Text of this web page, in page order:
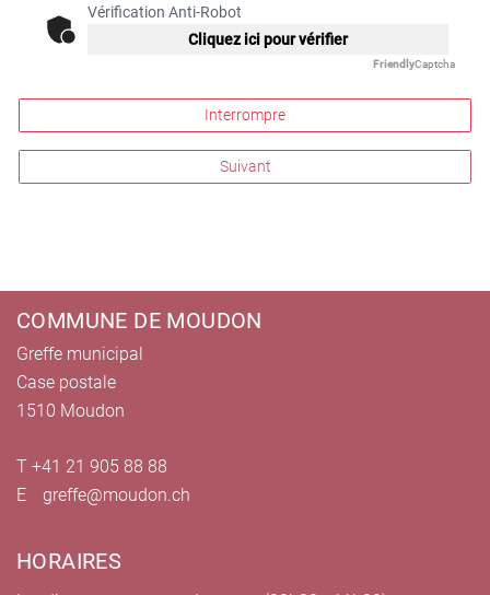
Vérification Anti-Robot
Cliquez ici pour vérifier
FriendlyCaptcha
Interrompre
Suivant
Pied de page
COMMUNE DE MOUDON
Greffe municipal
Case postale
1510 Moudon
T +41 21 905 88 88
E
greffe@moudon.ch
HORAIRES